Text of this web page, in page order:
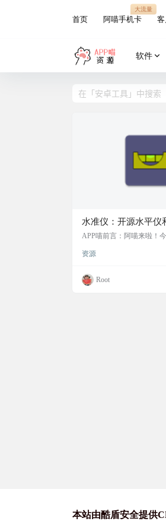
首页 阿喵手机卡
大流量
软件
水准仪：开源水平仪
工具，体积轻巧，仅
细校准，应用简单易
合
APP喵前言：阿喵来啦！
巧的应用只有1.4MB，但
斜度和长度。而且，它支
简单，无广告，无需权限
资源
Root
本站由酷盾安全提供